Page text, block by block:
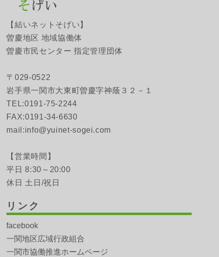
【結いネットそげい】
曽慶地区 地域協働体
曽慶市民センター 指定管理団体
〒029-0522
岩手県一関市大東町曽慶字神蔭３２－１
TEL:0191-75-2244
FAX:0191-34-6630
mail:info@yuinet-sogei.com
【営業時間】
平日 8:30～20:00
休日 土日/祝日
リンク
facebook
一関地区広域行政組合
一関市協働推進ホームページ